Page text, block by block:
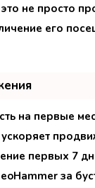
не просто
его
на первые
первых 7
за